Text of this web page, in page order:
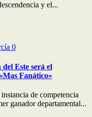
y el...
0
Este será el
Fanático»
de competencia
ganador departamental...